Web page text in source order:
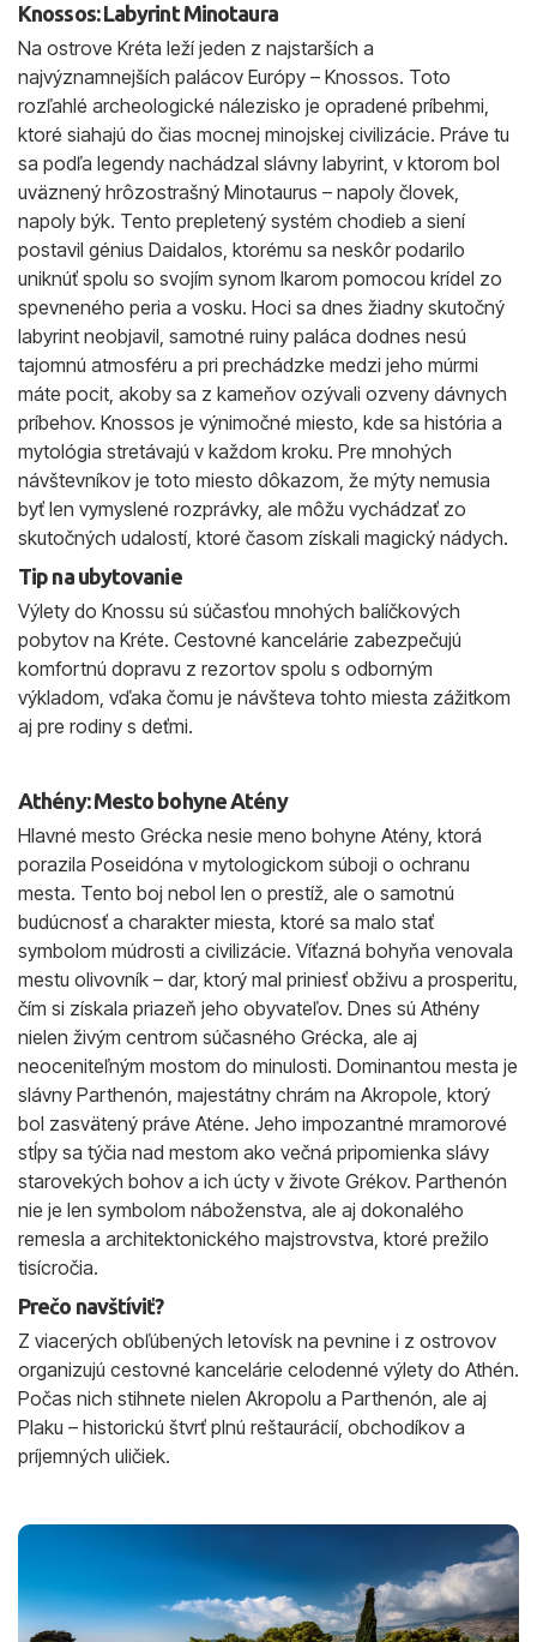
Knossos: Labyrint Minotaura
Na ostrove Kréta leží jeden z najstarších a
najvýznamnejších palácov Európy – Knossos. Toto
rozľahlé archeologické nálezisko je opradené príbehmi,
ktoré siahajú do čias mocnej minojskej civilizácie. Práve tu
sa podľa legendy nachádzal slávny labyrint, v ktorom bol
uväznený hrôzostrašný Minotaurus – napoly človek,
napoly býk. Tento prepletený systém chodieb a siení
postavil génius Daidalos, ktorému sa neskôr podarilo
uniknúť spolu so svojím synom Ikarom pomocou krídel zo
spevneného peria a vosku. Hoci sa dnes žiadny skutočný
labyrint neobjavil, samotné ruiny paláca dodnes nesú
tajomnú atmosféru a pri prechádzke medzi jeho múrmi
máte pocit, akoby sa z kameňov ozývali ozveny dávnych
príbehov. Knossos je výnimočné miesto, kde sa história a
mytológia stretávajú v každom kroku. Pre mnohých
návštevníkov je toto miesto dôkazom, že mýty nemusia
byť len vymyslené rozprávky, ale môžu vychádzať zo
skutočných udalostí, ktoré časom získali magický nádych.
Tip na ubytovanie
Výlety do Knossu sú súčasťou mnohých balíčkových
pobytov na Kréte. Cestovné kancelárie zabezpečujú
komfortnú dopravu z rezortov spolu s odborným
výkladom, vďaka čomu je návšteva tohto miesta zážitkom
aj pre rodiny s deťmi.
Athény: Mesto bohyne Atény
Hlavné mesto Grécka nesie meno bohyne Atény, ktorá
porazila Poseidóna v mytologickom súboji o ochranu
mesta. Tento boj nebol len o prestíž, ale o samotnú
budúcnosť a charakter miesta, ktoré sa malo stať
symbolom múdrosti a civilizácie. Víťazná bohyňa venovala
mestu olivovník – dar, ktorý mal priniesť obživu a prosperitu,
čím si získala priazeň jeho obyvateľov. Dnes sú Athény
nielen živým centrom súčasného Grécka, ale aj
neoceniteľným mostom do minulosti. Dominantou mesta je
slávny Parthenón, majestátny chrám na Akropole, ktorý
bol zasvätený práve Aténe. Jeho impozantné mramorové
stĺpy sa týčia nad mestom ako večná pripomienka slávy
starovekých bohov a ich úcty v živote Grékov. Parthenón
nie je len symbolom náboženstva, ale aj dokonalého
remesla a architektonického majstrovstva, ktoré prežilo
tisícročia.
Prečo navštíviť?
Z viacerých obľúbených letovísk na pevnine i z ostrovov
organizujú cestovné kancelárie celodenné výlety do Athén.
Počas nich stihnete nielen Akropolu a Parthenón, ale aj
Plaku – historickú štvrť plnú reštaurácií, obchodíkov a
príjemných uličiek.